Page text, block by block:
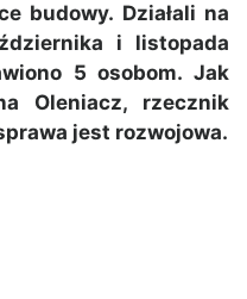
budowy. Działali na
i listopada
5 osobom. Jak
Oleniacz, rzecznik
jest rozwojowa.